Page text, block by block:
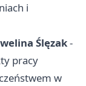
i
Ślęzak-
pracy
w